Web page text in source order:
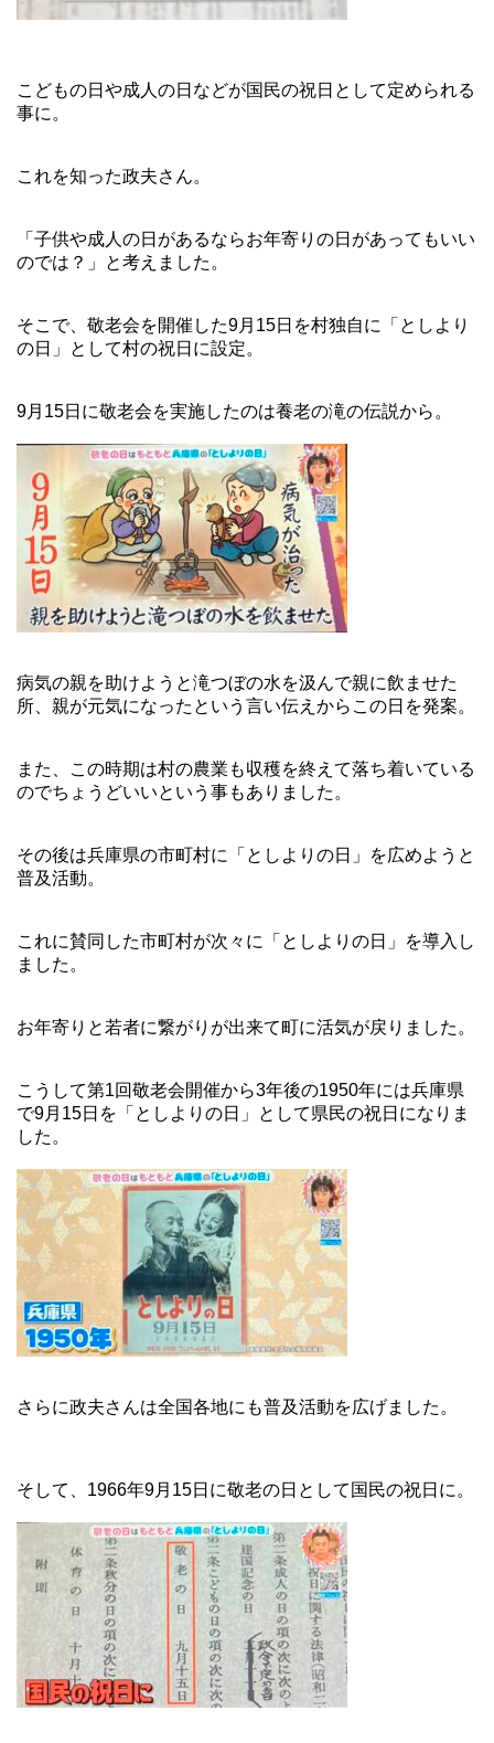
こどもの日や成人の日などが国民の祝日として定められる
事に。
これを知った政夫さん。
「子供や成人の日があるならお年寄りの日があってもいい
のでは？」と考えました。
そこで、敬老会を開催した9月15日を村独自に「としより
の日」として村の祝日に設定。
9月15日に敬老会を実施したのは養老の滝の伝説から。
病気の親を助けようと滝つぼの水を汲んで親に飲ませた
所、親が元気になったという言い伝えからこの日を発案。
また、この時期は村の農業も収穫を終えて落ち着いている
のでちょうどいいという事もありました。
その後は兵庫県の市町村に「としよりの日」を広めようと
普及活動。
これに賛同した市町村が次々に「としよりの日」を導入し
ました。
お年寄りと若者に繋がりが出来て町に活気が戻りました。
こうして第1回敬老会開催から3年後の1950年には兵庫県
で9月15日を「としよりの日」として県民の祝日になりま
した。
さらに政夫さんは全国各地にも普及活動を広げました。
そして、1966年9月15日に敬老の日として国民の祝日に。